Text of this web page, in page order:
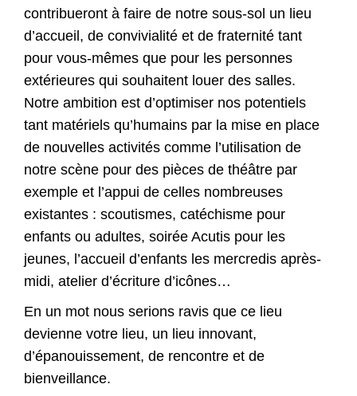
contribueront à faire de notre sous-sol un lieu
d’accueil, de convivialité et de fraternité tant
pour vous-mêmes que pour les personnes
extérieures qui souhaitent louer des salles.
Notre ambition est d’optimiser nos potentiels
tant matériels qu’humains par la mise en place
de nouvelles activités comme l’utilisation de
notre scène pour des pièces de théâtre par
exemple et l’appui de celles nombreuses
existantes : scoutismes, catéchisme pour
enfants ou adultes, soirée Acutis pour les
jeunes, l’accueil d’enfants les mercredis après-
midi, atelier d’écriture d’icônes…
En un mot nous serions ravis que ce lieu
devienne votre lieu, un lieu innovant,
d’épanouissement, de rencontre et de
bienveillance.